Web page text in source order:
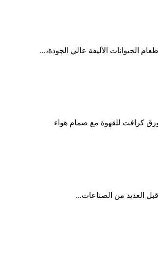
كرافت للقهوة مع صمام هواء
العديد من الصناعات...